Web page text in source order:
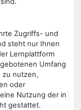
Zugriffs- und
steht nur Ihnen
Lernplattform
Umfang
zu nutzen,
oder
Nutzung der in
gestattet.